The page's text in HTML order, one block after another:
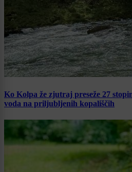
Ko Kolpa že zjutraj preseže 27
voda na priljubljenih kopališčih